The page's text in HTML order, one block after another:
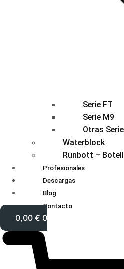
Serie FT
Serie M9
Otras
Waterblock
Runbott –
Profesionales
Descargas
Blog
Contacto
0,00 € 0